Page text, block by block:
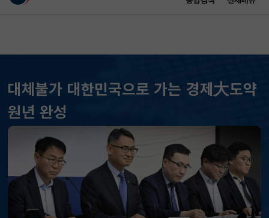
대체불가 대한민국으로 가는 경제大도약
원년 완성
KOSPI 6274.68 323.58(하락)